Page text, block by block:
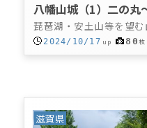
八幡山城（1）二の丸
琵琶湖・安土山等を望む
2024/10/17 up 80枚
滋賀県